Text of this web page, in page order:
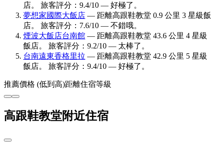
店。 旅客評分：9.4/10 — 好極了。
夢想家國際大飯店 — 距離高跟鞋教堂 0.9 公里 3 星級飯
店。 旅客評分：7.6/10 — 不錯哦。
煙波大飯店台南館 — 距離高跟鞋教堂 43.6 公里 4 星級
飯店。 旅客評分：9.2/10 — 太棒了。
台南遠東香格里拉 — 距離高跟鞋教堂 42.9 公里 5 星級
飯店。 旅客評分：9.4/10 — 好極了。
推薦價格 (低到高)距離住宿等級
高跟鞋教堂附近住宿